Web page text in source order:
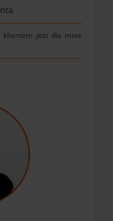
klientem jest dla mnie